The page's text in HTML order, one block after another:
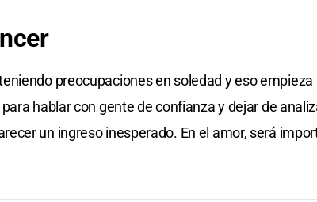
preocupaciones en soledad y eso
hablar con gente de confianza y dejar de
un ingreso inesperado. En el amor, será